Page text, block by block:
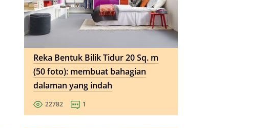
Reka Bentuk Bilik Tidur 20 Sq. m
(50 foto): membuat bahagian
dalaman yang indah
22782 1